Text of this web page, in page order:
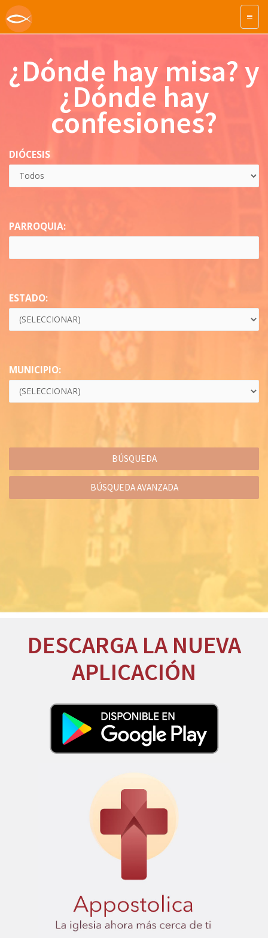
¿Dónde hay misa? y
¿Dónde hay
confesiones?
DIÓCESIS
PARROQUIA:
ESTADO:
MUNICIPIO:
BÚSQUEDA AVANZADA
DESCARGA LA NUEVA
APLICACIÓN